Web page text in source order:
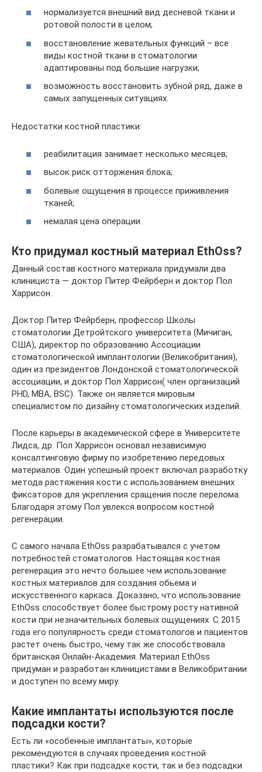
нормализуется внешний вид десневой ткани и
ротовой полости в целом;
восстановление жевательных функций – все
виды костной ткани в стоматологии
адаптированы под большие нагрузки;
возможность восстановить зубной ряд, даже в
самых запущенных ситуациях.
Недостатки костной пластики:
реабилитация занимает несколько месяцев;
высок риск отторжения блока;
болевые ощущения в процессе приживления
тканей;
немалая цена операции.
Кто придумал костный материал EthOss?
Данный состав костного материала придумали два
клинициста — доктор Питер Фейрберн и доктор Пол
Харрисон.
Доктор Питер Фейрберн, профессор Школы
стоматологии Детройтского университета (Мичиган,
США), директор по образованию Ассоциации
стоматологической имплантологии (Великобритания),
один из президентов Лондонской стоматологической
ассоциации, и доктор Пол Харрисон( член организаций
PHD, MBA, BSC). Также он является мировым
специалистом по дизайну стоматологических изделий.
После карьеры в академической сфере в Университете
Лидса, др. Пол Харрисон основал независимую
консалтинговую фирму по изобретению передовых
материалов. Один успешный проект включал разработку
метода растяжения кости с использованием внешних
фиксаторов для укрепления сращения после перелома.
Благодаря этому Пол увлекся вопросом костной
регенерации.
С самого начала EthOss разрабатывался с учетом
потребностей стоматологов. Настоящая костная
регенерация это нечто большее чем использование
костных материалов для создания обьема и
искусственного каркаса. Доказано, что использование
EthOss способствует более быстрому росту нативной
кости при незначительных болевых ощущениях. С 2015
года его популярность среди стоматологов и пациентов
растет очень быстро, чему так же способствовала
британская Онлайн-Академия. Материал EthOss
придуман и разработан клиницистами в Великобритании
и доступен по всему миру.
Какие имплантаты используются после
подсадки кости?
Есть ли «особенные имплантаты», которые
рекомендуются в случаях проведения костной
пластики? Как при подсадке кости, так и без подсадки